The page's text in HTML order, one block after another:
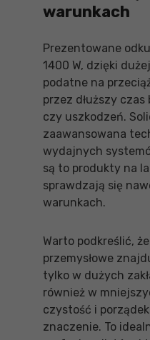
warunkach
Prezentowane
1400 W, dzięki
podatne na
przez dłuższy
czy uszkodzeń.
zaawansowana
wydajnych
są to produkty na
sprawdzają się
warunkach.
Warto podkreślić,
przemysłowe
tylko w dużych
również w
czystość i
znaczenie. To